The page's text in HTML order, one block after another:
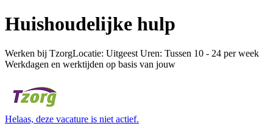
Huishoudelijke hulp
Werken bij TzorgLocatie: Uitgeest Uren: Tussen 10 - 24 per week
Werkdagen en werktijden op basis van jouw
Helaas, deze vacature is niet actief.